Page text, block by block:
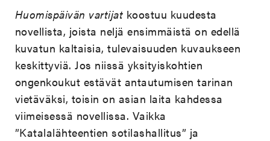
Huomispäivän vartijat koostuu kuudesta
novellista, joista neljä ensimmäistä on edellä
kuvatun kaltaisia, tulevaisuuden kuvaukseen
keskittyviä. Jos niissä yksityiskohtien
ongenkoukut estävät antautumisen tarinan
vietäväksi, toisin on asian laita kahdessa
viimeisessä novellissa. Vaikka
”Katalalähteentien sotilashallitus” ja